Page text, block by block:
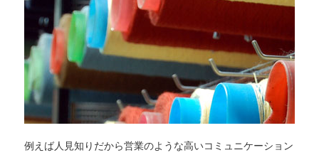
例えば人見知りだから営業のような高いコミュニケーション